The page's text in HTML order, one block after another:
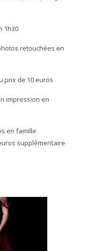
1h30
retouchées en
prix de 10 euros
impression en
en famille
supplémentaire